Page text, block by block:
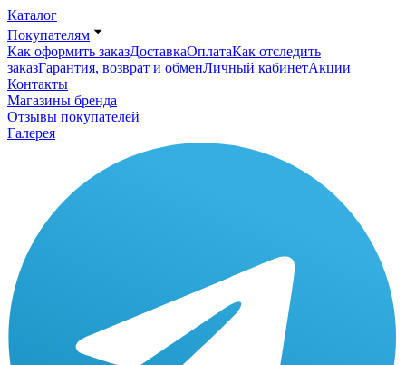
Каталог
Покупателям
Как оформить заказДоставкаОплатаКак отследить
заказГарантия, возврат и обменЛичный кабинетАкции
Контакты
Магазины бренда
Отзывы покупателей
Галерея